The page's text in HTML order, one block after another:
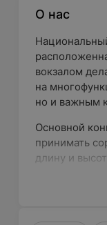
О нас
вокзалом
на
но и важным
Основной
принимать
длину и